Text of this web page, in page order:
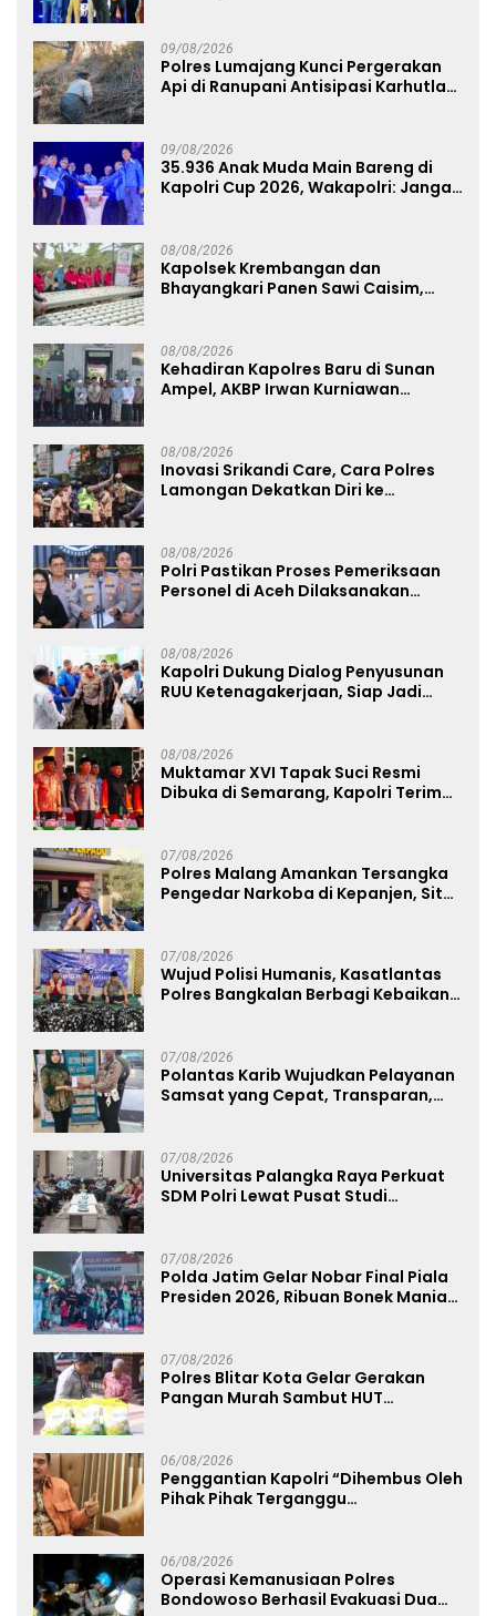
09/08/2026
Polres Lumajang Kunci Pergerakan
Api di Ranupani Antisipasi Karhutla
09/08/2026
35.936 Anak Muda Main Bareng di
Kapolri Cup 2026, Wakapolri: Jangan
08/08/2026
Kapolsek Krembangan dan
Bhayangkari Panen Sawi Caisim,
08/08/2026
Kehadiran Kapolres Baru di Sunan
Ampel, AKBP Irwan Kurniawan
08/08/2026
Inovasi Srikandi Care, Cara Polres
Lamongan Dekatkan Diri ke
08/08/2026
Polri Pastikan Proses Pemeriksaan
Personel di Aceh Dilaksanakan
08/08/2026
Kapolri Dukung Dialog Penyusunan
RUU Ketenagakerjaan, Siap Jadi
08/08/2026
Muktamar XVI Tapak Suci Resmi
Dibuka di Semarang, Kapolri Terima
07/08/2026
Polres Malang Amankan Tersangka
Pengedar Narkoba di Kepanjen, Sita
07/08/2026
Wujud Polisi Humanis, Kasatlantas
Polres Bangkalan Berbagi Kebaikan
07/08/2026
Polantas Karib Wujudkan Pelayanan
Samsat yang Cepat, Transparan,
07/08/2026
Universitas Palangka Raya Perkuat
SDM Polri Lewat Pusat Studi
07/08/2026
Polda Jatim Gelar Nobar Final Piala
Presiden 2026, Ribuan Bonek Mania
07/08/2026
Polres Blitar Kota Gelar Gerakan
Pangan Murah Sambut HUT
06/08/2026
Penggantian Kapolri “Dihembus Oleh
Pihak Pihak Terganggu
06/08/2026
Operasi Kemanusiaan Polres
Bondowoso Berhasil Evakuasi Dua